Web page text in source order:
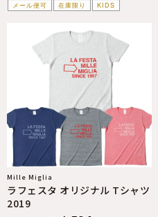
メール便可 在庫限り KIDS
Mille Miglia
ラフェスタ オリジナル Tシャツ
2019